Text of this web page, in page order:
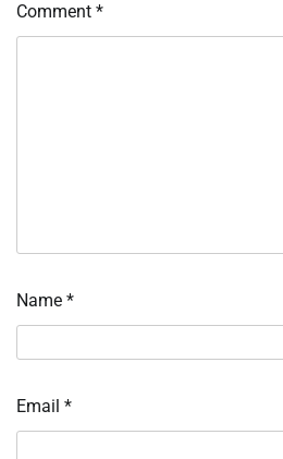
Comment *
Name *
Email *